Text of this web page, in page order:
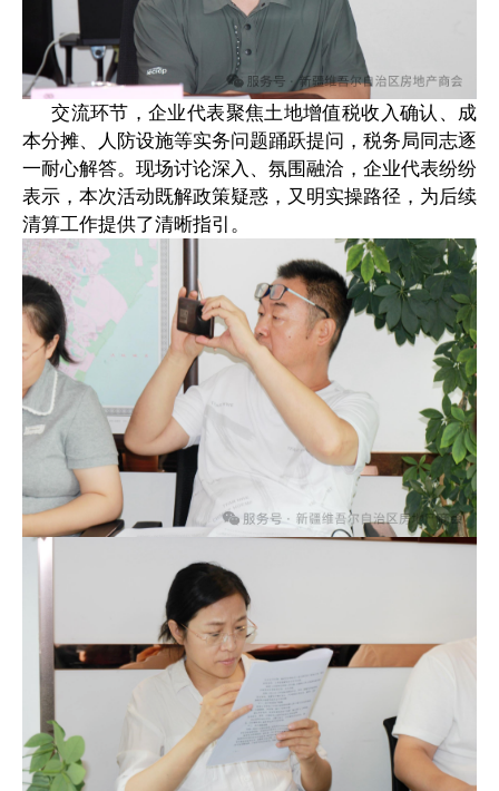
交流环节，企业代表聚焦土地增值税收入确认、成
本分摊、人防设施等实务问题踊跃提问，税务局同志逐
一耐心解答。现场讨论深入、氛围融洽，企业代表纷纷
表示，本次活动既解政策疑惑，又明实操路径，为后续
清算工作提供了清晰指引。